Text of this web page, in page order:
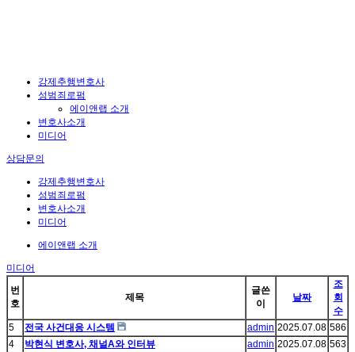
강제추행변호사
성범죄로펌
에이앤랩 소개
변호사소개
미디어
상담문의
강제추행변호사
성범죄로펌
변호사소개
미디어
에이앤랩 소개
미디어
번
호
제목
글쓴
이
날짜
조
회
수
5
전국 사건대응 시스템 admin 2025.07.08 586
4
박현식 변호사, 채널A와 인터뷰 admin 2025.07.08 563